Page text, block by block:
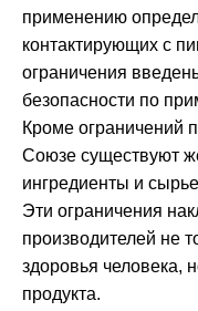
применению
контактирующих с
ограничения
безопасности по
Кроме ограничений
Союзе существуют
ингредиенты и
Эти ограничения
производителей не
здоровья человека,
продукта.